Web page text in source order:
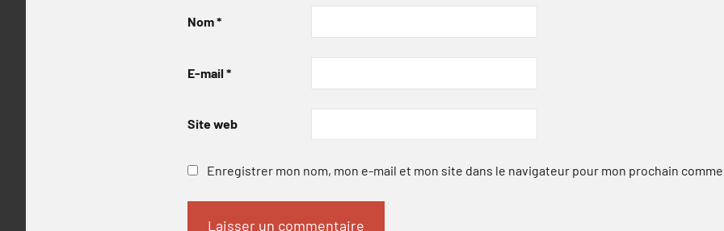
Nom*
E-mail *
Site web
Enregistrer mon nom, mon e-mail et mon site dans le navigateur pour mon prochain